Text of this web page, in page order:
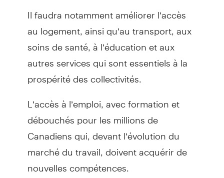
Il faudra notamment améliorer l’accès
au logement, ainsi qu’au transport, aux
soins de santé, à l’éducation et aux
autres services qui sont essentiels à la
prospérité des collectivités.
L’accès à l’emploi, avec formation et
débouchés pour les millions de
Canadiens qui, devant l’évolution du
marché du travail, doivent acquérir de
nouvelles compétences.